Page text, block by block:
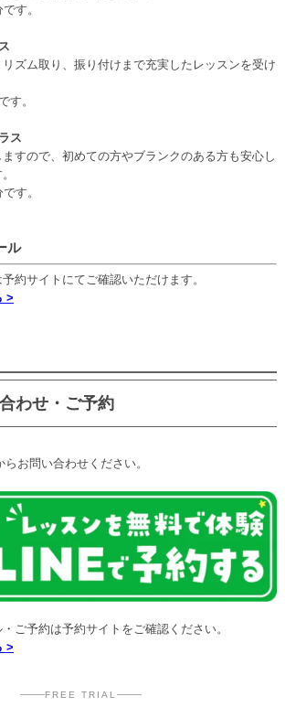
す。
ズム取り、振り付けまで充実したレッスンを受け
す。
ス
すので、初めての方やブランクのある方も安心し
す。
ル
約サイトにてご確認いただけます。
>
わせ・ご予約
お問い合わせください。
ご予約は予約サイトをご確認ください。
>
FREE TRIAL